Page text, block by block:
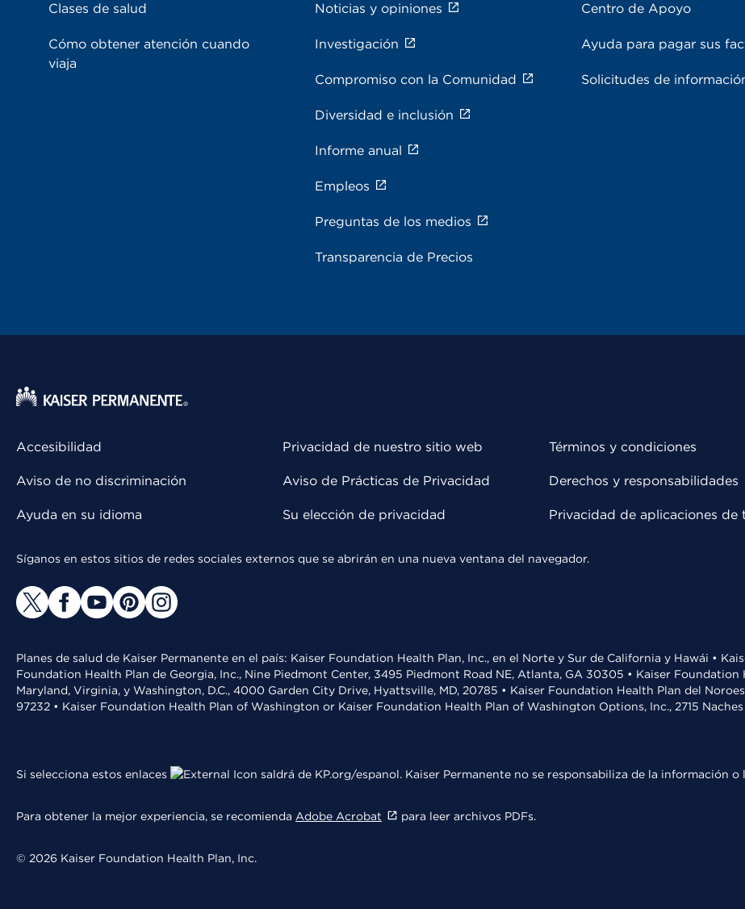
Clases de salud
Cómo obtener atención cuando
viaja
Noticias y opiniones
Investigación
Compromiso con la Comunidad
Diversidad e inclusión
Informe anual
Empleos
Preguntas de los medios
Transparencia de Precios
Centro de Apoyo
Ayuda para pagar sus
Solicitudes de
Accesibilidad
Aviso de no discriminación
Ayuda en su idioma
Privacidad de nuestro sitio web
Aviso de Prácticas de Privacidad
Su elección de privacidad
Términos y condiciones
Derechos y responsabilidades
Privacidad de aplicaciones de
Síganos en estos sitios de redes sociales externos que se abrirán en una nueva ventana del navegador.
Planes de salud de Kaiser Permanente en el país: Kaiser Foundation Health Plan, Inc., en el Norte y Sur de California y Hawái •
Foundation Health Plan de Georgia, Inc., Nine Piedmont Center, 3495 Piedmont Road NE, Atlanta, GA 30305 • Kaiser
Maryland, Virginia, y Washington, D.C., 4000 Garden City Drive, Hyattsville, MD, 20785 • Kaiser Foundation Health Plan del
97232 • Kaiser Foundation Health Plan of Washington or Kaiser Foundation Health Plan of Washington Options, Inc., 2715
Si selecciona estos enlaces saldrá de KP.org/espanol. Kaiser Permanente no se responsabiliza de la información
Para obtener la mejor experiencia, se recomienda Adobe Acrobat para leer archivos PDFs.
© 2026 Kaiser Foundation Health Plan, Inc.